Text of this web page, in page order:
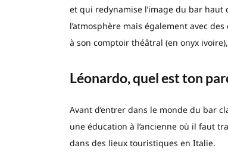
et qui redynamise l’image du bar
l’atmosphère mais également avec
à son comptoir théâtral (en onyx
Léonardo, quel est ton
Avant d’entrer dans le monde du bar
une éducation à l’ancienne où il faut
dans des lieux touristiques en Italie.